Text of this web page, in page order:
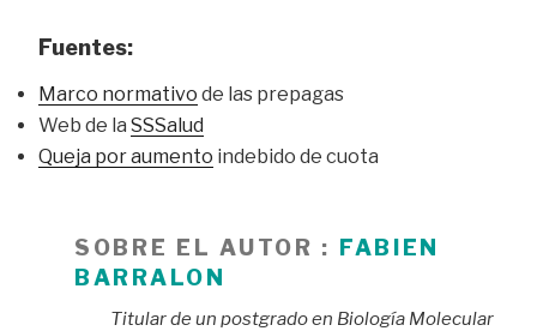
Fuentes:
Marco normativo de las prepagas
Web de la SSSalud
Queja por aumento indebido de cuota
SOBRE EL AUTOR :
FABIEN
BARRALON
Titular de un postgrado en Biología Molecular